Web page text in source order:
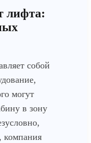
лифта:
собой
могут
в зону
компания